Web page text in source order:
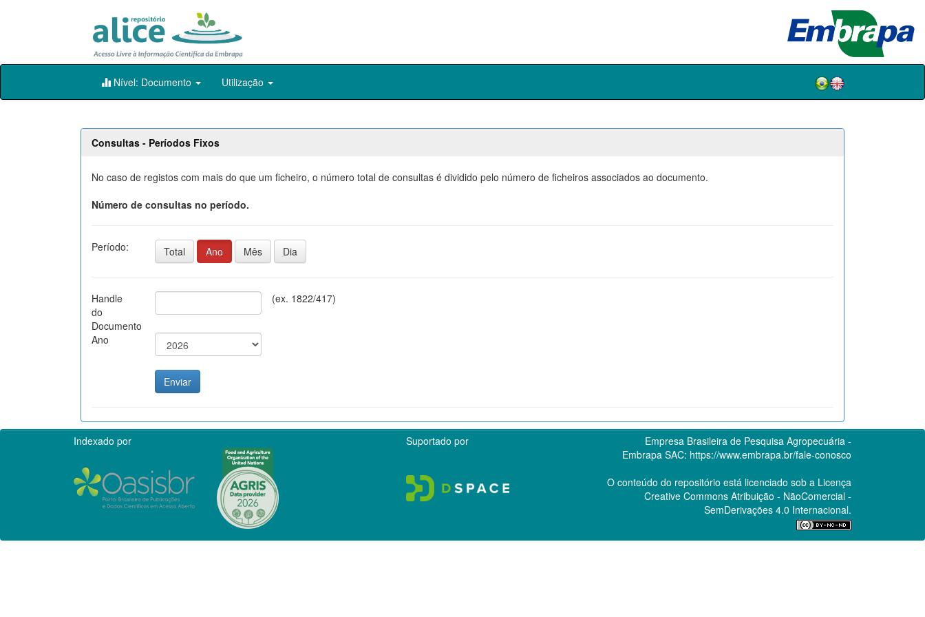
Skip
Nível: Documento Utilização
Consultas - Períodos Fixos
No caso de registos com mais do que um ficheiro, o número total de consultas é dividido pelo número de ficheiros associados ao documento.
Número de consultas no período.
Período: Total Ano Mês Dia
Handle
do
Documento
(ex. 1822/417)
Ano
Indexado por Suportado por
Empresa Brasileira de Pesquisa Agropecuária -
Embrapa SAC: https://www.embrapa.br/fale-conosco
O conteúdo do repositório está licenciado sob a Licença
Creative CommonsAtribuição - NãoComercial -
SemDerivações 4.0 Internacional.